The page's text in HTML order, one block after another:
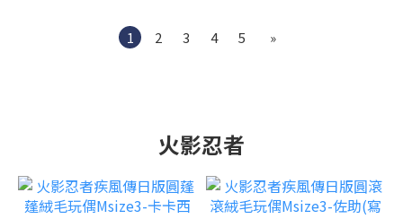
1 2 3 4 5 »
火影忍者